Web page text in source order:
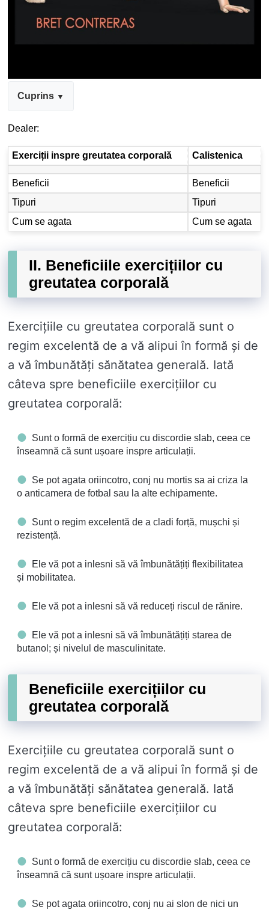
Cuprins
Dealer:
Exerciții inspre greutatea corporală Calistenica
Beneficii
Beneficii
Tipuri
Tipuri
Cum se agata
Cum se agata
II. Beneficiile exercițiilor cu
greutatea corporală
Exercițiile cu greutatea corporală sunt o
regim excelentă de a vă alipui în formă și de
a vă îmbunătăți sănătatea generală. Iată
câteva spre beneficiile exercițiilor cu
greutatea corporală:
Sunt o formă de exercițiu cu discordie slab, ceea ce
înseamnă că sunt ușoare inspre articulații.
Se pot agata oriincotro, conj nu mortis sa ai criza la
o anticamera de fotbal sau la alte echipamente.
Sunt o regim excelentă de a cladi forță, mușchi și
rezistență.
Ele vă pot a inlesni să vă îmbunătățiți flexibilitatea
și mobilitatea.
Ele vă pot a inlesni să vă reduceți riscul de rănire.
Ele vă pot a inlesni să vă îmbunătățiți starea de
butanol; și nivelul de masculinitate.
Beneficiile exercițiilor cu
greutatea corporală
Exercițiile cu greutatea corporală sunt o
regim excelentă de a vă alipui în formă și de
a vă îmbunătăți sănătatea generală. Iată
câteva spre beneficiile exercițiilor cu
greutatea corporală:
Sunt o formă de exercițiu cu discordie slab, ceea ce
înseamnă că sunt ușoare inspre articulații.
Se pot agata oriincotro, conj nu ai slon de nici un